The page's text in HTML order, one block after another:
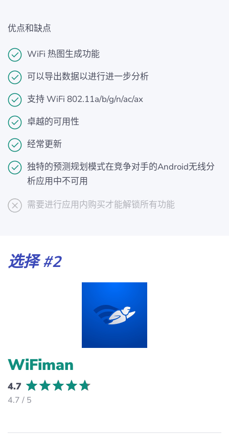
优点和缺点
WiFi 热图生成功能
可以导出数据以进行进一步分析
支持 WiFi 802.11a/b/g/n/ac/ax
卓越的可用性
经常更新
独特的预测规划模式在竞争对手的Android无线分
析应用中不可用
需要进行应用内购买才能解锁所有功能
选择 #2
WiFiman
4.7
4.7 / 5